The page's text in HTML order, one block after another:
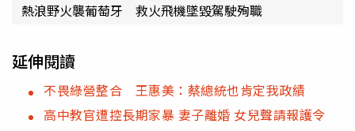
熱浪野火襲葡萄牙 救火飛機墜毀駕駛殉職
延伸閱讀
不畏綠營整合 王惠美：蔡總統也肯定我政績
高中教官遭控長期家暴 妻子離婚 女兒聲請報護令